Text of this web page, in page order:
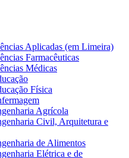
Aplicadas (em Limeira)
Farmacêuticas
Médicas
Física
Agrícola
Civil, Arquitetura e
de Alimentos
Elétrica e de